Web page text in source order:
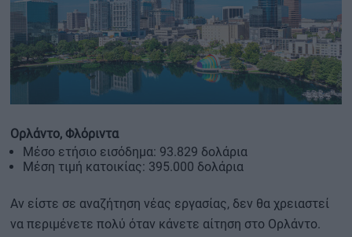
Ορλάντο, Φλόριντα
Μέσο ετήσιο εισόδημα: 93.829 δολάρια
Μέση τιμή κατοικίας: 395.000 δολάρια
Αν είστε σε αναζήτηση νέας εργασίας, δεν θα χρειαστεί
να περιμένετε πολύ όταν κάνετε αίτηση στο Ορλάντο.